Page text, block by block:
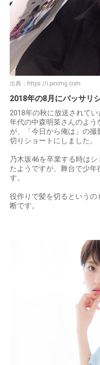
出典： https://i.pinimg.com
2018年の8月にバッサリ
2018年の秋に放送されて
年代の中森明菜さんのよ
が、「今日から俺は」の撮
切りショートにしました。
乃木坂46を卒業する時は
たようですが、舞台で少
す。
役作りで髪を切るという
断です。